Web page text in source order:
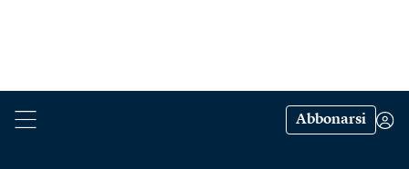
Abbonarsi